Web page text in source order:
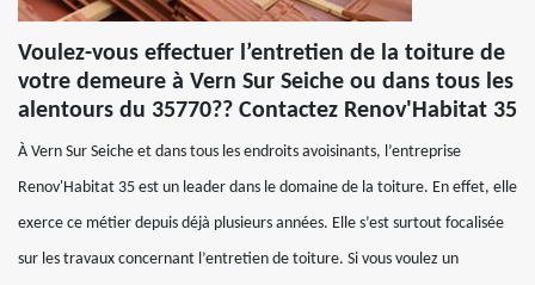
Voulez-vous effectuer l’entretien de la toiture de
votre demeure à Vern Sur Seiche ou dans tous les
alentours du 35770?? Contactez Renov'Habitat 35
À Vern Sur Seiche et dans tous les endroits avoisinants, l’entreprise
Renov'Habitat 35 est un leader dans le domaine de la toiture. En effet, elle
exerce ce métier depuis déjà plusieurs années. Elle s’est surtout focalisée
sur les travaux concernant l’entretien de toiture. Si vous voulez un